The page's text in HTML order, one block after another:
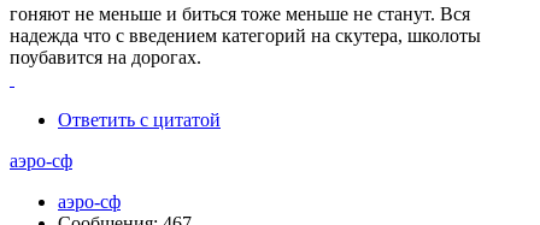
гоняют не меньше и биться тоже меньше не станут. Вся
надежда что с введением категорий на скутера, школоты
поубавится на дорогах.
Ответить с цитатой
аэро-сф
аэро-сф